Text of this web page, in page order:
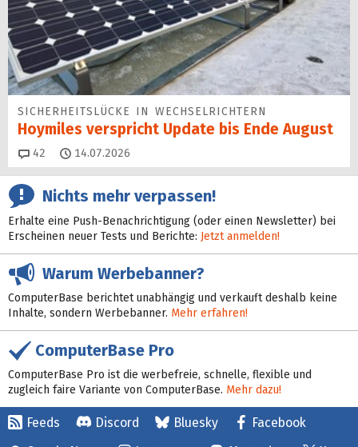
SICHERHEITS­LÜCKE IN WECHSEL­RICHTERN
Hoymiles verspricht Update bis Ende August
42 Kommentare
14.07.2026
Nichts mehr verpassen!
Erhalte eine Push-Benachrichtigung (oder einen Newsletter) bei
Erscheinen neuer Tests und Berichte: Jetzt anmelden!
Warum Werbebanner?
ComputerBase berichtet unabhängig und verkauft deshalb keine
Inhalte, sondern Werbebanner. Mehr erfahren!
ComputerBase Pro
ComputerBase Pro ist die werbefreie, schnelle, flexible und
zugleich faire Variante von ComputerBase. Mehr dazu!
Feeds Discord Bluesky
Facebook